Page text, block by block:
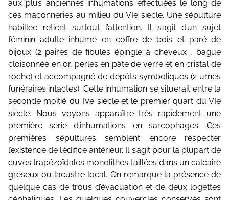
aux plus anciennes inhumations effectuées le long de
ces maçonneries au milieu du VIe siècle. Une sépulture
habillée retient surtout l’attention. Il s’agit d’un sujet
féminin adulte inhumé en coffre de bois et paré de
bijoux (2 paires de fibules épingle à cheveux , bague
cloisonnée en or, perles en pâte de verre et en cristal de
roche) et accompagné de dépôts symboliques (2 urnes
funéraires intactes). Cette inhumation se situerait entre la
seconde moitié du IVe siècle et le premier quart du VIe
siècle. Nous voyons apparaître très rapidement une
première série d’inhumations en sarcophages. Ces
premières sépultures semblent encore respecter
l’existence de l’édifice antérieur. Il s’agit pour la plupart de
cuves trapézoïdales monolithes taillées dans un calcaire
gréseux ou lacustre local. On remarque la présence de
quelque cas de trous d’évacuation et de deux logettes